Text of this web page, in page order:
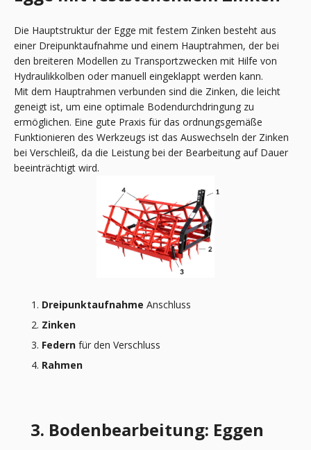
Die Hauptstruktur der Egge mit festem Zinken besteht aus
einer Dreipunktaufnahme und einem Hauptrahmen, der bei
den breiteren Modellen zu Transportzwecken mit Hilfe von
Hydraulikkolben oder manuell eingeklappt werden kann.
Mit dem Hauptrahmen verbunden sind die Zinken, die leicht
geneigt ist, um eine optimale Bodendurchdringung zu
ermöglichen. Eine gute Praxis für das ordnungsgemäße
Funktionieren des Werkzeugs ist das Auswechseln der Zinken
bei Verschleiß, da die Leistung bei der Bearbeitung auf Dauer
beeinträchtigt wird.
Dreipunktaufnahme Anschluss
Zinken
Federn für den Verschluss
Rahmen
3. Bodenbearbeitung: Eggen